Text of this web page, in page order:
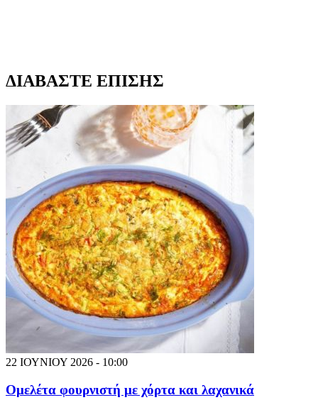
ΔΙΑΒΑΣΤΕ ΕΠΙΣΗΣ
22 ΙΟΥΝΙΟΥ 2026 - 10:00
Ομελέτα φουρνιστή με χόρτα και λαχανικά